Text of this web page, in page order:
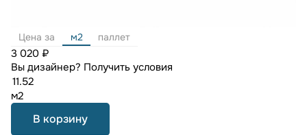
Цена за м2 паллет
3 020 ₽
Вы дизайнер? Получить условия
м2
В корзину